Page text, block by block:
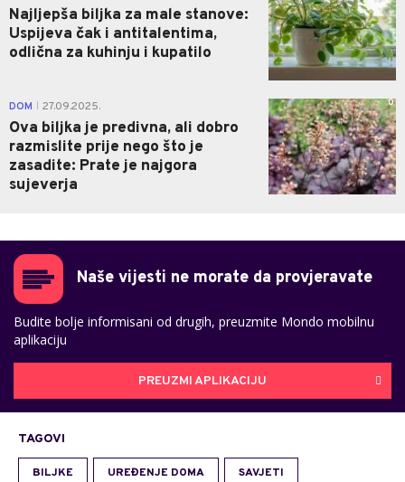
Najljepša biljka za male stanove:
Uspijeva čak i antitalentima,
odlična za kuhinju i kupatilo
DOM 27.09.2025.
Ova biljka je predivna, ali dobro
razmislite prije nego što je
zasadite: Prate je najgora
sujeverja
0
Naše vijesti ne morate da provjeravate
Budite bolje informisani od drugih, preuzmite Mondo mobilnu
aplikaciju
PREUZMI APLIKACIJU
TAGOVI
BILJKE UREĐENJE DOMA SAVJETI